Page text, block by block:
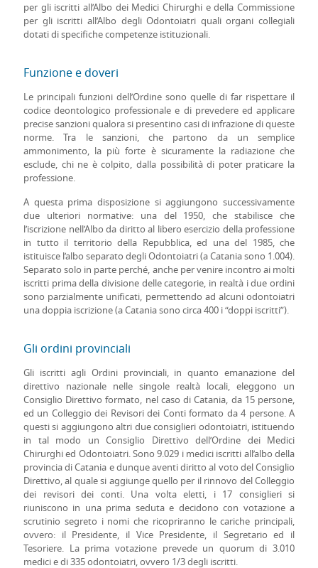
per gli iscritti all’Albo dei Medici Chirurghi e della Commissione
per gli iscritti all’Albo degli Odontoiatri quali organi collegiali
dotati di specifiche competenze istituzionali.
Funzione e doveri
Le principali funzioni dell’Ordine sono quelle di far rispettare il
codice deontologico professionale e di prevedere ed applicare
precise sanzioni qualora si presentino casi di infrazione di queste
norme. Tra le sanzioni, che partono da un semplice
ammonimento, la più forte è sicuramente la radiazione che
esclude, chi ne è colpito, dalla possibilità di poter praticare la
professione.
A questa prima disposizione si aggiungono successivamente
due ulteriori normative: una del 1950, che stabilisce che
l’iscrizione nell’Albo da diritto al libero esercizio della professione
in tutto il territorio della Repubblica, ed una del 1985, che
istituisce l’albo separato degli Odontoiatri (a Catania sono 1.004).
Separato solo in parte perché, anche per venire incontro ai molti
iscritti prima della divisione delle categorie, in realtà i due ordini
sono parzialmente unificati, permettendo ad alcuni odontoiatri
una doppia iscrizione (a Catania sono circa 400 i “doppi iscritti”).
Gli ordini provinciali
Gli iscritti agli Ordini provinciali, in quanto emanazione del
direttivo nazionale nelle singole realtà locali, eleggono un
Consiglio Direttivo formato, nel caso di Catania, da 15 persone,
ed un Colleggio dei Revisori dei Conti formato da 4 persone. A
questi si aggiungono altri due consiglieri odontoiatri, istituendo
in tal modo un Consiglio Direttivo dell’Ordine dei Medici
Chirurghi ed Odontoiatri. Sono 9.029 i medici iscritti all’albo della
provincia di Catania e dunque aventi diritto al voto del Consiglio
Direttivo, al quale si aggiunge quello per il rinnovo del Colleggio
dei revisori dei conti. Una volta eletti, i 17 consiglieri si
riuniscono in una prima seduta e decidono con votazione a
scrutinio segreto i nomi che ricopriranno le cariche principali,
ovvero: il Presidente, il Vice Presidente, il Segretario ed il
Tesoriere. La prima votazione prevede un quorum di 3.010
medici e di 335 odontoiatri, ovvero 1/3 degli iscritti.